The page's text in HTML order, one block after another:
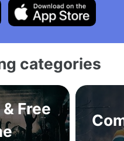
categories
Free